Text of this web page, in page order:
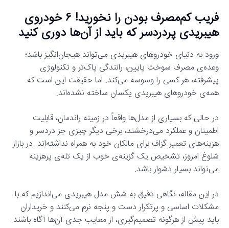
فریب کم‌مصرف بودن را نخورید! ۶ خودروی
هیبریدی پردردسر که باید از آن‌ها دوری کنید
ورود به دنیای خودروهای هیبریدی می‌تواند هیجان‌انگیز باشد؛
وعده‌ی مصرف سوخت پایین، رانندگی پاک‌تر و تکنولوژی
پیشرفته، هر کسی را وسوسه می‌کند. اما حقیقت این است که
همه‌ی خودروهای هیبریدی یکسان ساخته نشده‌اند.
در حالی که بسیاری از مدل‌ها واقعاً در زمینه راندمان، قابلیت
اطمینان و عملکرد می‌درخشند، برخی دیگر چیزی جز دردسر و
هزینه‌های تعمیر گزاف برای مالکان خود به همراه نداشته‌اند. در بازار
شلوغ امروز، تشخیص یک گزینه‌ی خوب از یک تله‌ی پرهزینه
می‌تواند بسیار دشوار باشد.
در این مقاله، نگاهی دقیق به شش مدل هیبریدی می‌اندازیم که با
مشکلات اساسی و پرتکرار دست و پنجه نرم می‌کنند و خریداران
باید پیش از هرگونه تصمیم‌گیری، از معایب جدی آن‌ها آگاه باشند.